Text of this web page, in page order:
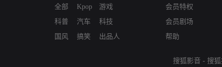
全部
科普
国风
Kpop
汽车
搞笑
游戏
科技
出品人
会员特权
会员剧场
帮助
搜狐影音 - 搜